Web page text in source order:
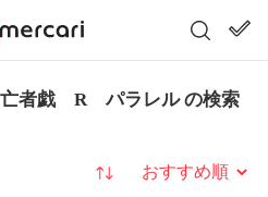
亡者戯 R パラレル の検索
並び替え